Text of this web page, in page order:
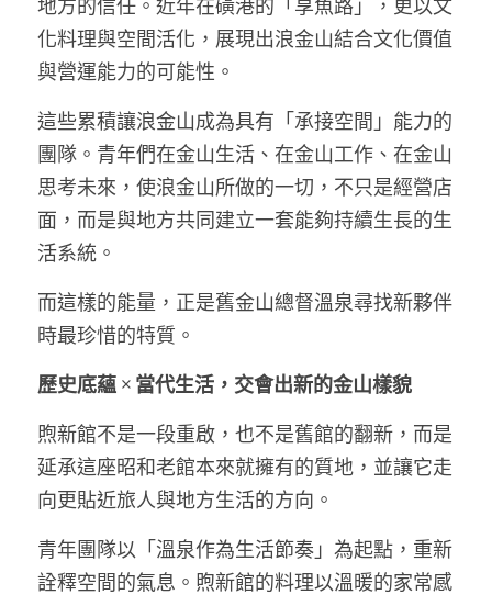
地方的信任。近年在磺港的「享魚路」，更以文
化料理與空間活化，展現出浪金山結合文化價值
與營運能力的可能性。
這些累積讓浪金山成為具有「承接空間」能力的
團隊。青年們在金山生活、在金山工作、在金山
思考未來，使浪金山所做的一切，不只是經營店
面，而是與地方共同建立一套能夠持續生長的生
活系統。
而這樣的能量，正是舊金山總督溫泉尋找新夥伴
時最珍惜的特質。
歷史底蘊 × 當代生活，交會出新的金山樣貌
煦新館不是一段重啟，也不是舊館的翻新，而是
延承這座昭和老館本來就擁有的質地，並讓它走
向更貼近旅人與地方生活的方向。
青年團隊以「溫泉作為生活節奏」為起點，重新
詮釋空間的氣息。煦新館的料理以溫暖的家常感